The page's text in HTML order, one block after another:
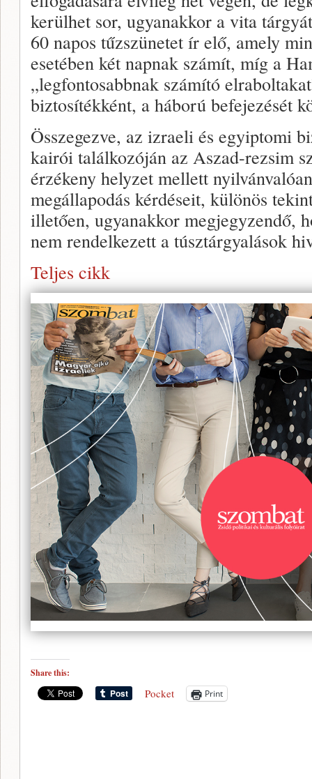
kerülhet sor, ugyanakkor a vita
60 napos tűzszünetet ír elő, amely
esetében két napnak számít, míg a
„legfontosabbnak számító
biztosítékként, a háború befejezését
Összegezve, az izraeli és egyiptomi
kairói találkozóján az Aszad-rezsim
érzékeny helyzet mellett
megállapodás kérdéseit, különös
illetően, ugyanakkor megjegyzendő,
nem rendelkezett a túsztárgyalások
Teljes cikk
Share this:
Pocket Print